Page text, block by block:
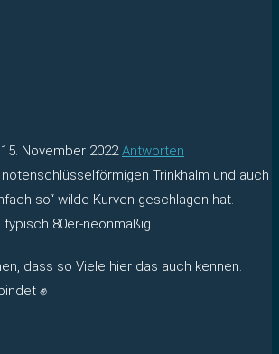
15. November 2022 Antworten
Trinkhalm und auch
so“ wilde Kurven geschlagen hat.
typisch 80er-neonmäßig.
dass so Viele hier das auch kennen.
✊